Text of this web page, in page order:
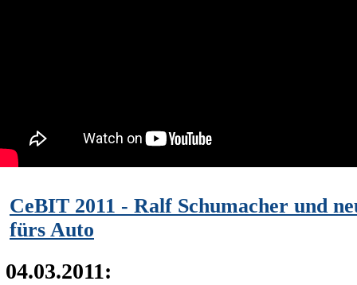
CeBIT 2011 - Ralf Schumacher und
fürs Auto
04.03.2011: